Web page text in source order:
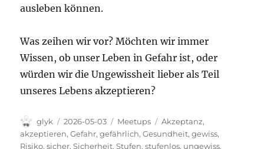
ausleben können.
Was zeihen wir vor? Möchten wir immer
Wissen, ob unser Leben in Gefahr ist, oder
würden wir die Ungewissheit lieber als Teil
unseres Lebens akzeptieren?
Autor
glyk
Veröffentlicht
am
2026-05-03 Kategorien
Meetups Schlagwörter
Akzeptanz,
akzeptieren,Gefahr,gefährlich,Gesundheit,gewiss,
Risiko,sicher,Sicherheit,Stufen,stufenlos, ungewiss,